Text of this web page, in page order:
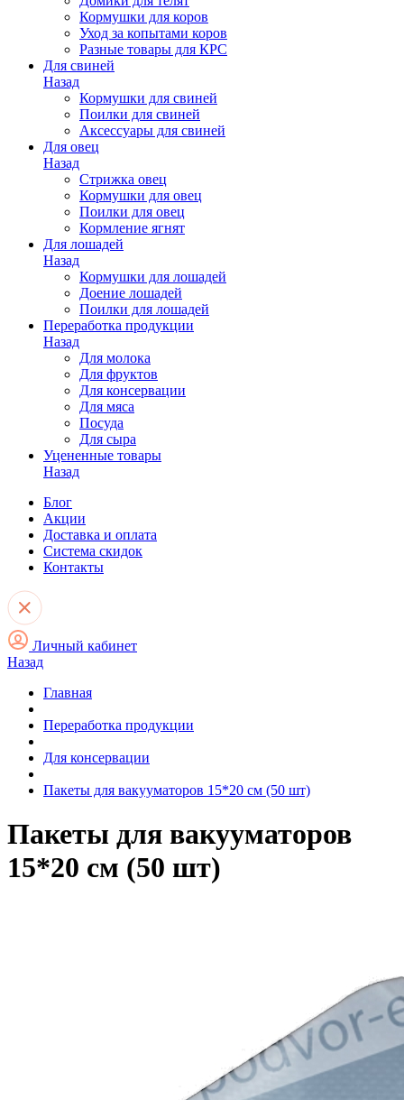
Кормушки для коров
Уход за копытами коров
Разные товары для КРС
Для свиней
Назад
Кормушки для свиней
Поилки для свиней
Аксессуары для свиней
Для овец
Назад
Стрижка овец
Кормушки для овец
Поилки для овец
Кормление ягнят
Для лошадей
Назад
Кормушки для лошадей
Доение лошадей
Поилки для лошадей
Переработка продукции
Назад
Для молока
Для фруктов
Для консервации
Для мяса
Посуда
Для сыра
Уцененные товары
Назад
Блог
Акции
Доставка и оплата
Система скидок
Контакты
Личный кабинет
Назад
Главная
Переработка продукции
Для консервации
Пакеты для вакууматоров 15*20 см (50 шт)
Пакеты для вакууматоров
15*20 см (50 шт)